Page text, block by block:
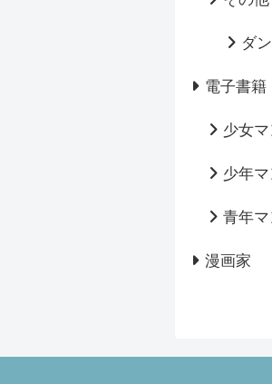
ダ
電子書籍
少女
少年
青年
漫画家